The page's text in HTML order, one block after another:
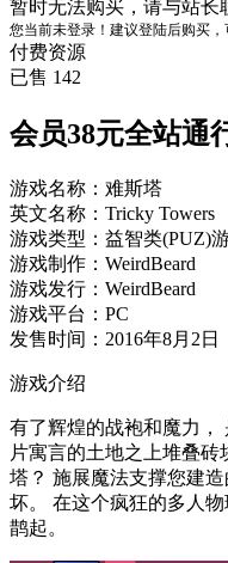
暂时无法购买，请与站长
您当前未登录！建议登陆后购买
付费资源
已售 142
会员38元全站通
游戏名称：难斯塔
英文名称：Tricky Towers
游戏类型：益智类(PUZ)
游戏制作：WeirdBeard
游戏发行：WeirdBeard
游戏平台：PC
发售时间：2016年8月2日
游戏介绍
有了辉煌的战袍和魔力，
片寓言的土地之上堆叠
塔？ 施展魔法支撑您建
坏。 在这个疯狂的多人
鹊起。